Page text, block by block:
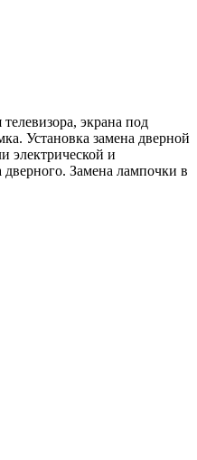
экрана под
Установка замена дверной
электрической и
Замена лампочки в